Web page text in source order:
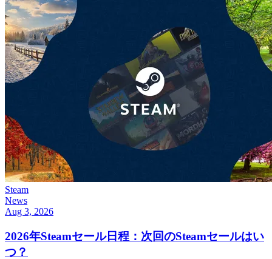
Steam
News
Aug 3, 2026
2026年Steamセール日程：次回のSteamセールはい
つ？